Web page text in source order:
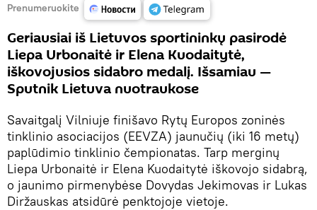
Prenumeruokite
Geriausiai iš Lietuvos sportininkų pasirodė
Liepa Urbonaitė ir Elena Kuodaitytė,
iškovojusios sidabro medalį. Išsamiau —
Sputnik Lietuva nuotraukose
Savaitgalį Vilniuje finišavo Rytų Europos zoninės
tinklinio asociacijos (EEVZA) jaunučių (iki 16 metų)
paplūdimio tinklinio čempionatas. Tarp merginų
Liepa Urbonaitė ir Elena Kuodaitytė iškovojo sidabrą,
o jaunimo pirmenybėse Dovydas Jekimovas ir Lukas
Diržauskas atsidūrė penktojoje vietoje.